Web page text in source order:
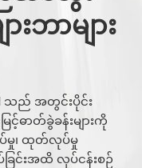
ဘာများ
သည် အတွင်းပိုင်း
ာတ်ခွဲခန်းများကို
မှု၊ ထုတ်လုပ်မှု
ြင်းအထိ လုပ်ငန်းစဉ်